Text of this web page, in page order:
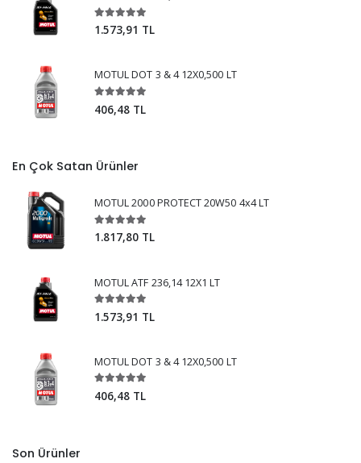
1.573,91 TL
MOTUL DOT 3 & 4 12X0,500 LT
406,48 TL
En Çok Satan Ürünler
MOTUL 2000 PROTECT 20W50 4x4 LT
1.817,80 TL
MOTUL ATF 236,14 12X1 LT
1.573,91 TL
MOTUL DOT 3 & 4 12X0,500 LT
406,48 TL
Son Ürünler